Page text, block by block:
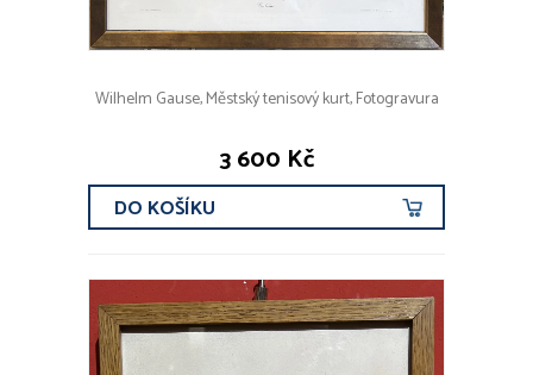
Wilhelm Gause, Městský tenisový kurt, Fotogravura
3 600 Kč
DO KOŠÍKU